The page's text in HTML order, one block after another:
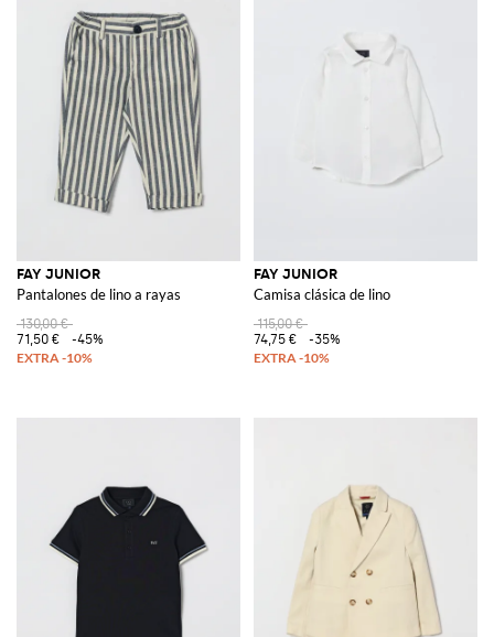
FAY JUNIOR
Pantalones de lino a rayas
130,00 €
71,50 €
-45%
FAY JUNIOR
Camisa clásica de lino
115,00 €
74,75 €
-35%